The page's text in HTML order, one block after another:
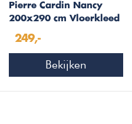
Pierre Cardin Nancy
200x290 cm Vloerkleed
249,-
Bekijken